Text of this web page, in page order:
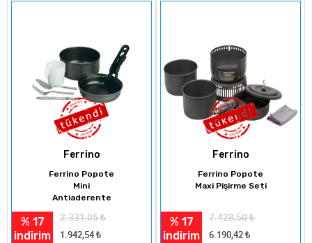
Ferrino
Ferrino Popote
Mini
Antiaderente
% 17
indirim
2.331,05₺
1.942,54 ₺
Ferrino
Ferrino Popote
Maxi Pişirme Seti
% 17
indirim
7.428,50₺
6.190,42 ₺